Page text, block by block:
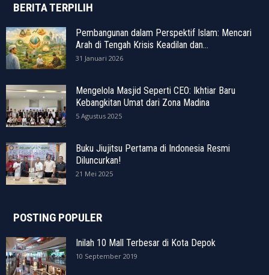
BERITA TERPILIH
Pembangunan dalam Perspektif Islam: Mencari
Arah di Tengah Krisis Keadilan dan...
31 Januari 2026
Mengelola Masjid Seperti CEO: Ikhtiar Baru
Kebangkitan Umat dari Zona Madina
5 Agustus 2025
Buku Jiujitsu Pertama di Indonesia Resmi
Diluncurkan!
21 Mei 2025
POSTING POPULER
Inilah 10 Mall Terbesar di Kota Depok
10 September 2019